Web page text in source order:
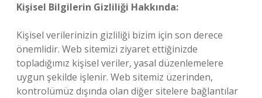
Kişisel Bilgilerin Gizliliği Hakkında:
Kişisel verilerinizin gizliliği bizim için son derece
önemlidir. Web sitemizi ziyaret ettiğinizde
topladığımız kişisel veriler, yasal düzenlemelere
uygun şekilde işlenir. Web sitemiz üzerinden,
kontrolümüz dışında olan diğer sitelere bağlantılar